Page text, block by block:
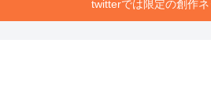
twitterでは限定の創作